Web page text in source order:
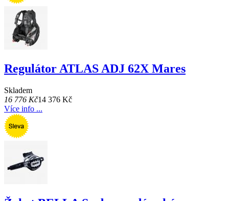
Regulátor ATLAS ADJ 62X Mares
Skladem
16 776 Kč14 376 Kč
Více info ...